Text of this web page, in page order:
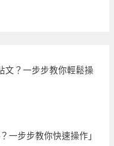
文？一步步教你輕鬆操
一步步教你快速操作」